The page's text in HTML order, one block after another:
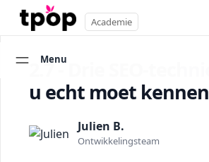
Academie
Menu
2.7 - Drie SEO-
u echt moet kennen
Julien B.
Ontwikkelingsteam